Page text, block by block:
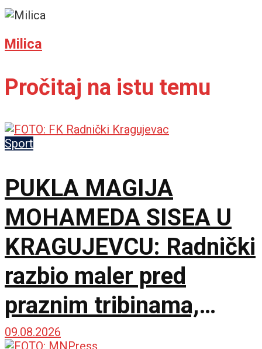
Milica
Pročitaj na istu temu
Sport
PUKLA MAGIJA
MOHAMEDA SISEA U
KRAGUJEVCU: Radnički
razbio maler pred
praznim tribinama,
Zemun pao na sparnom
09.08.2026